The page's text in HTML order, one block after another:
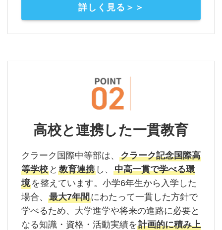
詳しく見る＞＞
高校と連携した一貫教育
クラーク国際中等部は、 クラーク記念国際高
等学校と 教育連携し、 中高一貫で学べる環
境を整えています。小学6年生から入学した
場合、 最大7年間にわたって一貫した方針で
学べるため、大学進学や将来の進路に必要と
なる知識・資格・活動実績を計画的に積み上